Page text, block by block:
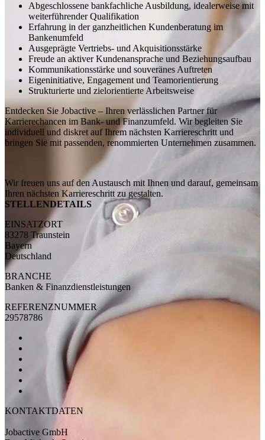
Abgeschlossene bankfachliche Ausbildung, idealerweise mit
weiterführender Qualifikation
Erfahrung in der ganzheitlichen Kundenberatung im
Bankenumfeld
Ausgeprägte Vertriebs- und Akquisitionsstärke
Freude an aktiver Kundenansprache und Beziehungsaufbau
Kommunikationsstärke und souveränes Auftreten
Eigeninitiative, Engagement und Teamorientierung
Strukturierte und zielorientierte Arbeitsweise
Entdecken Sie Jobactive – Ihren verlässlichen Partner für
Karrierechancen im Bank- und Finanzumfeld. Wir begleiten Sie
individuell und diskret auf Ihrem nächsten Karriereschritt und
bringen Sie mit passenden, renommierten Unternehmen zusammen.
Wir freuen uns auf den Austausch mit Ihnen und darauf, gemeinsam
Ihren nächsten Karriereschritt zu gestalten.
STELLENDETAILS
EINSATZORT
83278 Traunstein
Bayern
Deutschland
BRANCHE
Banken & Finanzdienstleistungen
REFERENZNUMMER
29578786
KONTAKTDATEN
Jobactive GmbH